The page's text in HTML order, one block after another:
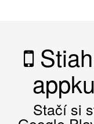
Stačí si